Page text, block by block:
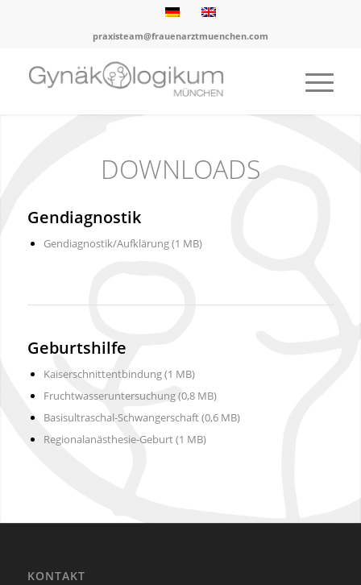
praxisteam@frauenarztmuenchen.com
DOWNLOADS
Gendiagnostik
Gendiagnostik/Aufklärung (1 MB)
Geburtshilfe
Kaiserschnittentbindung (1 MB)
Fruchtwasseruntersuchung (0,8 MB)
Basisultraschal-Schwangerschaft (0,6 MB)
Regionalanästhesie-Geburt (1 MB)
KONTAKT